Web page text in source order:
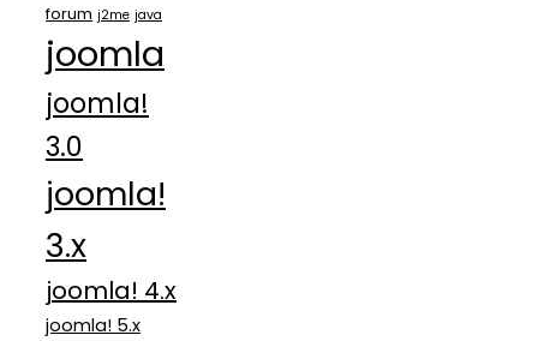
forum j2me java
joomla
joomla!
3.0
joomla!
3.x
joomla! 4.x
joomla! 5.x